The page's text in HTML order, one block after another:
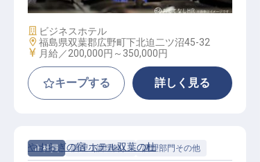
施設業態
ビジネスホテル
勤務地
福島県双葉郡広野町下北迫二ツ沼45-32
給与
月給／200,000円～ 350,000円
キープする 詳しく見る
正社員 調理（調理師） 調理部門その他
やすらぎの宿 ホテル双葉の杜